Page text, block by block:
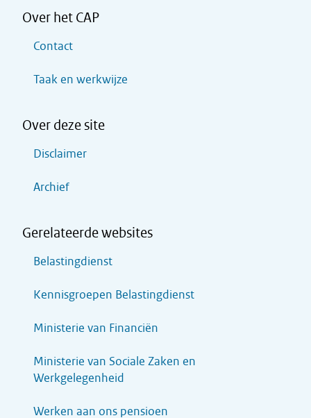
Over het CAP
Contact
Taak en werkwijze
Over deze site
Disclaimer
Archief
Gerelateerde websites
Belastingdienst
Kennisgroepen Belastingdienst
Ministerie van Financiën
Ministerie van Sociale Zaken en
Werkgelegenheid
Werken aan ons pensioen